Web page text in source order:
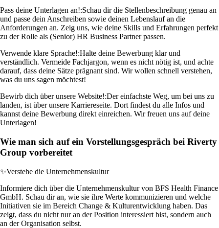
Pass deine Unterlagen an!:Schau dir die Stellenbeschreibung genau an
und passe dein Anschreiben sowie deinen Lebenslauf an die
Anforderungen an. Zeig uns, wie deine Skills und Erfahrungen perfekt
zu der Rolle als (Senior) HR Business Partner passen.
Verwende klare Sprache!:Halte deine Bewerbung klar und
verständlich. Vermeide Fachjargon, wenn es nicht nötig ist, und achte
darauf, dass deine Sätze prägnant sind. Wir wollen schnell verstehen,
was du uns sagen möchtest!
Bewirb dich über unsere Website!:Der einfachste Weg, um bei uns zu
landen, ist über unsere Karriereseite. Dort findest du alle Infos und
kannst deine Bewerbung direkt einreichen. Wir freuen uns auf deine
Unterlagen!
Wie man sich auf ein Vorstellungsgespräch bei Riverty
Group vorbereitet
✨Verstehe die Unternehmenskultur
Informiere dich über die Unternehmenskultur von BFS Health Finance
GmbH. Schau dir an, wie sie ihre Werte kommunizieren und welche
Initiativen sie im Bereich Change & Kulturentwicklung haben. Das
zeigt, dass du nicht nur an der Position interessiert bist, sondern auch
an der Organisation selbst.